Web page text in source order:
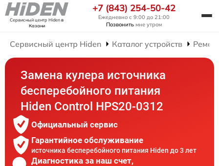
Сервисный центр Hidenв
Казани
+7 (843) 254-50-42
Ежедневно с 9:00 до 21:00
Позвонить мне утром
Сервисный центр Hiden Каталог устройств
Замена кулера источника
бесперебойного питания
Hiden Control HPS20-0312
Официальный сервис
Гарантийное обслуживание
источника бесперебойного питания Hiden до 3 лет
Диагностика за наш счет,